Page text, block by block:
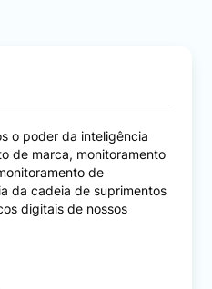
o poder da inteligência
de marca, monitoramento
de
da cadeia de suprimentos
digitais de nossos